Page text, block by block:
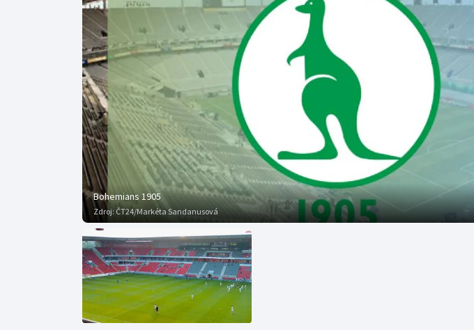
Curling
Dostihy
Florbal
Futsal
Golf
Gymnastika
Moderní pětiboj
Motorsport
Olympijské hry
Plážový volejbal
Bohemians 1905
Zdroj: ČT24/Markéta Sandanusová